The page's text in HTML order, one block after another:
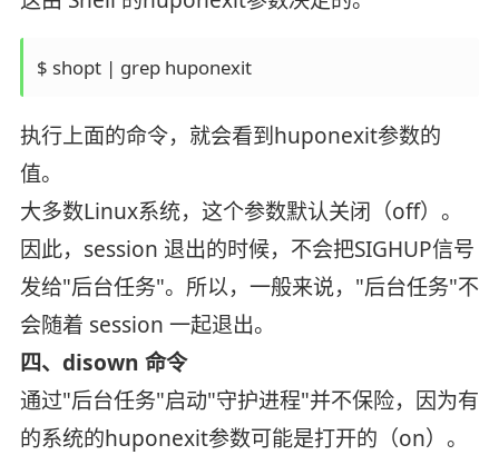
$ shopt | grep huponexit
执行上面的命令，就会看到huponexit参数的
值。
大多数Linux系统，这个参数默认关闭（off）。
因此，session 退出的时候，不会把SIGHUP信号
发给"后台任务"。所以，一般来说，"后台任务"不
会随着 session 一起退出。
四、disown 命令
通过"后台任务"启动"守护进程"并不保险，因为有
的系统的huponexit参数可能是打开的（on）。